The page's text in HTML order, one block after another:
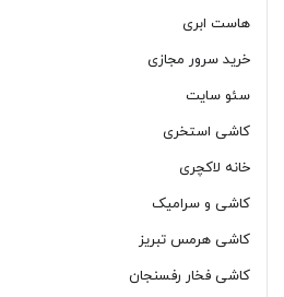
هاست ابری
خرید سرور مجازی
سئو سایت
کاشی استخری
خانه لاکچری
کاشی و سرامیک
کاشی هرمس تبریز
کاشی فخار رفسنجان